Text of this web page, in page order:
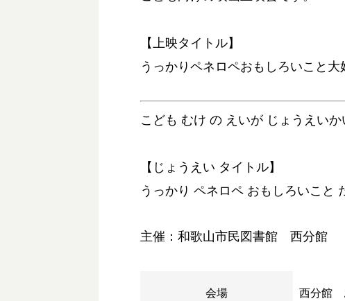
【上映タイトル】
うっかりペネロペおもしろいこと大
こども むけ の えいが じょうえいか
【じょうえい タイトル】
うっかり ペネロペ おもしろいこと
主催：和歌山市民図書館 西分館
会場 西分館